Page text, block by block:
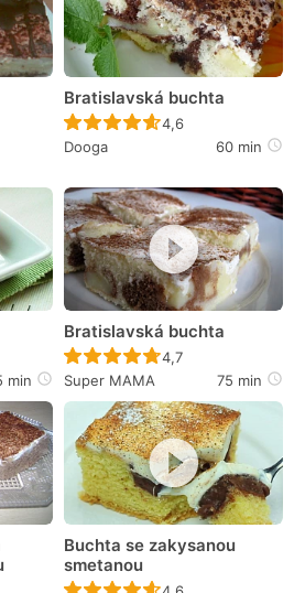
nebyl hodnocen
Bratislavská buchta
Recept ještě nebyl
4,6
Dooga
60 min
nebyl hodnocen
min
Bratislavská buchta
Recept ještě nebyl
4,7
Super MAMA
75 min
nebyl hodnocen
Buchta se zakysanou
smetanou
Recept ještě nebyl